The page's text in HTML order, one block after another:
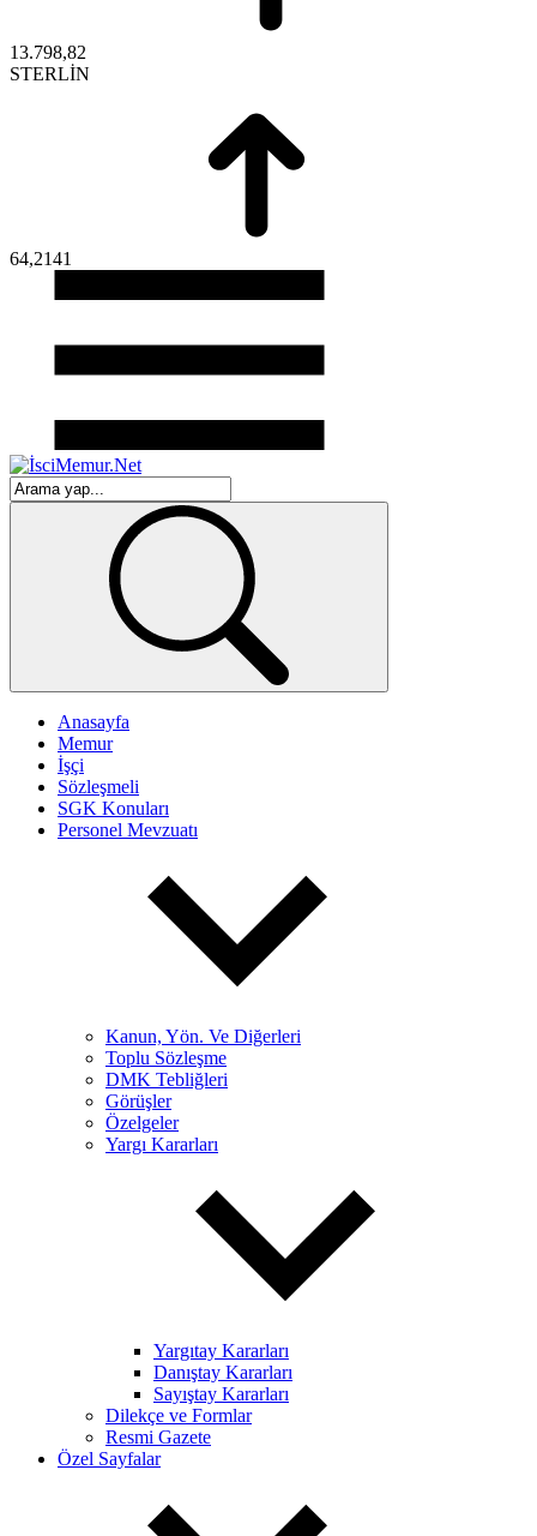
13.798,82
STERLİN
64,2141
Anasayfa
Memur
İşçi
Sözleşmeli
SGK Konuları
Personel Mevzuatı
Kanun, Yön. Ve Diğerleri
Toplu Sözleşme
DMK Tebliğleri
Görüşler
Özelgeler
Yargı Kararları
Yargıtay Kararları
Danıştay Kararları
Sayıştay Kararları
Dilekçe ve Formlar
Resmi Gazete
Özel Sayfalar